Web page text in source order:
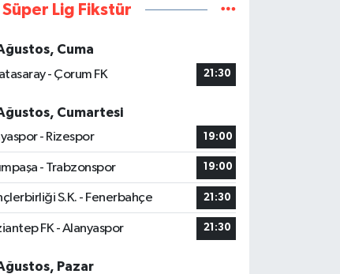
Süper Lig Fikstür
Cuma
- Çorum FK
21:30
Cumartesi
- Rizespor
19:00
- Trabzonspor 19:00
S.K. - Fenerbahçe 21:30
FK - Alanyaspor 21:30
Pazar